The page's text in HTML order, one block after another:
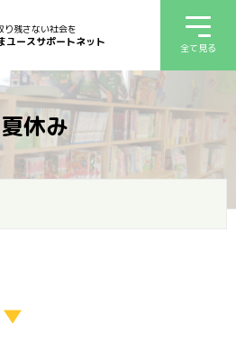
り残さない社会を
ユースサポートネット 全て見る
夏休み